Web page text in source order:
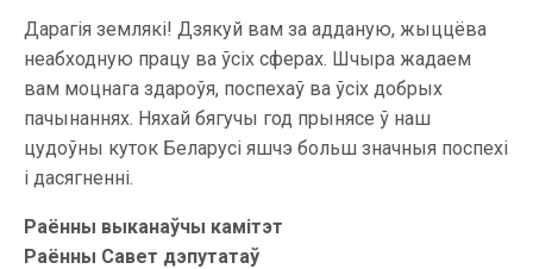
Дарагія землякі! Дзякуй вам за адданую, жыццёва
неабходную працу ва ўсіх сферах. Шчыра жадаем
вам моцнага здароўя, поспехаў ва ўсіх добрых
пачынаннях. Няхай бягучы год прынясе ў наш
цудоўны куток Беларусі яшчэ больш значныя поспехі
і дасягненні.
Раённы выканаўчы камітэт
Раённы Савет дэпутатаў